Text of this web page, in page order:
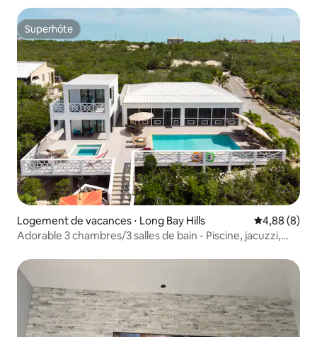
Superhôte
Superhôte
Logement de vacances ⋅ Long Bay Hills Évaluation
4,88 (8)
Adorable 3 chambres/3 salles de bain - Piscine, jacuzzi,